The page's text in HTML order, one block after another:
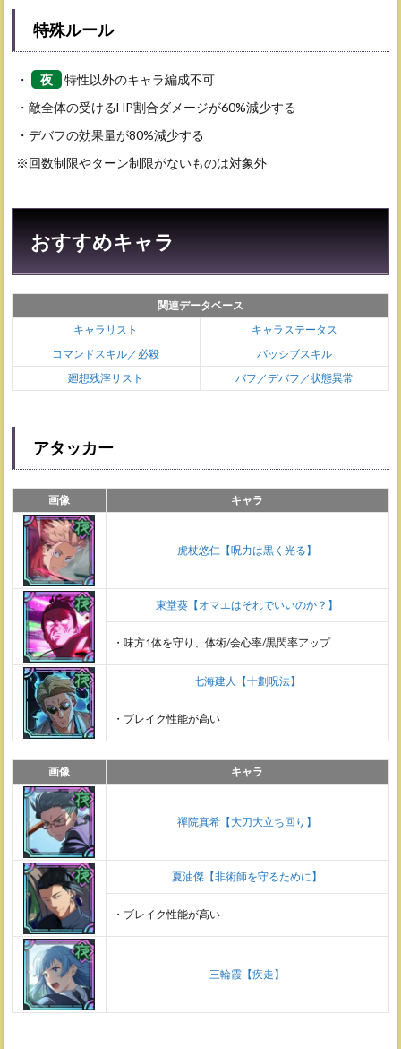
特殊ルール
・ 夜
特性以外のキャラ編成不可
・敵全体の受けるHP割合ダメージが60%減少する
・デバフの効果量が80%減少する
※回数制限やターン制限がないものは対象外
おすすめキャラ
関連データベース
キャラリスト
キャラステータス
コマンドスキル／必殺
パッシブスキル
廻想残滓リスト
バフ／デバフ／状態異常
アタッカー
画像 キャラ
虎杖悠仁【呪力は黒く光る】
東堂葵【オマエはそれでいいのか？】
・味方1体を守り、体術/会心率/黒閃率アップ
七海建人【十劃呪法】
・ブレイク性能が高い
画像 キャラ
禪院真希【大刀大立ち回り】
夏油傑【非術師を守るために】
・ブレイク性能が高い
三輪霞【疾走】